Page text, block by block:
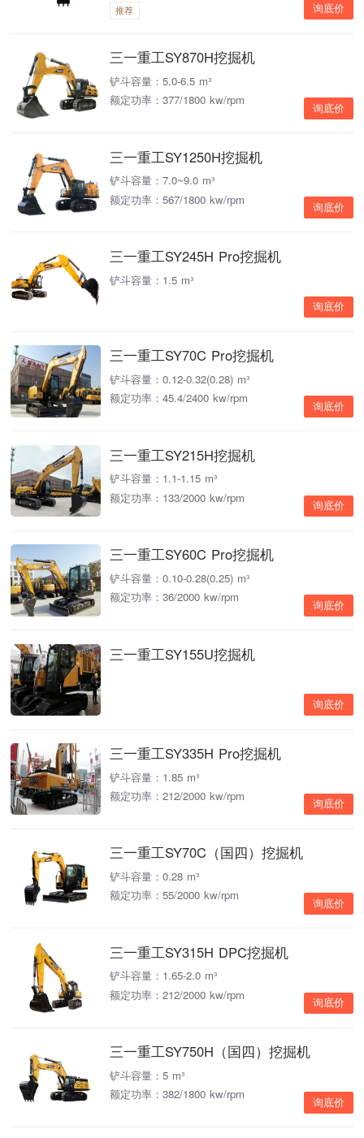
推荐 询底价
三一重工SY870H挖掘机
铲斗容量：5.0-6.5 m³
额定功率：377/1800 kw/rpm
询底价
三一重工SY1250H挖掘机
铲斗容量：7.0~9.0 m³
额定功率：567/1800 kw/rpm
询底价
三一重工SY245H Pro挖掘机
铲斗容量：1.5 m³
询底价
三一重工SY70C Pro挖掘机
铲斗容量：0.12-0.32(0.28) m³
额定功率：45.4/2400 kw/rpm
询底价
三一重工SY215H挖掘机
铲斗容量：1.1-1.15 m³
额定功率：133/2000 kw/rpm
询底价
三一重工SY60C Pro挖掘机
铲斗容量：0.10-0.28(0.25) m³
额定功率：36/2000 kw/rpm
询底价
三一重工SY155U挖掘机
询底价
三一重工SY335H Pro挖掘机
铲斗容量：1.85 m³
额定功率：212/2000 kw/rpm
询底价
三一重工SY70C（国四）挖掘机
铲斗容量：0.28 m³
额定功率：55/2000 kw/rpm
询底价
三一重工SY315H DPC挖掘机
铲斗容量：1.65-2.0 m³
额定功率：212/2000 kw/rpm
询底价
三一重工SY750H（国四）挖掘机
铲斗容量：5 m³
额定功率：382/1800 kw/rpm
询底价